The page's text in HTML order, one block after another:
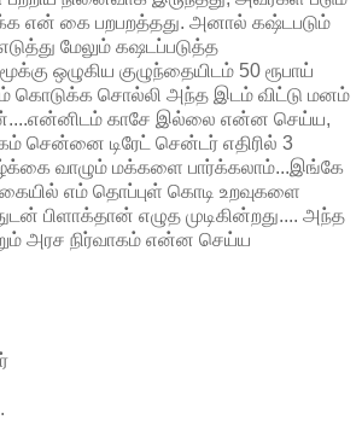
என் கை பறபறத்தது. அனால் கஷ்டபடும்
மேலும் கஷடப்படுத்த
ஒழுகிய குழுந்தையிடம் 50 ரூபாய்
கொடுக்க சொல்லி அந்த இடம் விட்டு மனம்
காசே இல்லை என்ன செய்ய,
சென்னை டிரேட் சென்டர் எதிரில் 3
வாழும் மக்களை பார்க்கலாம்...இங்கே
எம் தொப்புள் கொடி உறவுகளை
பிளாக்தான் எழுத முடிகின்றது.... அந்த
அரச நிர்வாகம் என்ன செய்ய